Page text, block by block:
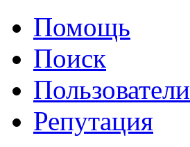
Помощь
Поиск
Пользователи
Репутация